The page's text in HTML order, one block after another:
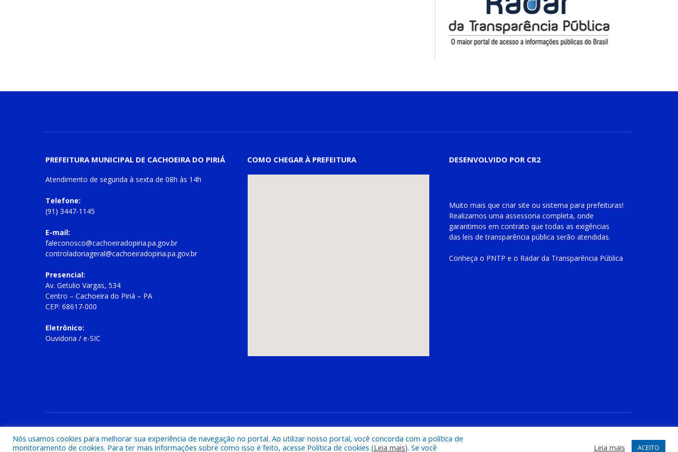
PREFEITURA MUNICIPAL DE CACHOEIRA DO PIRIÁ
Atendimento de segunda à sexta de 08h às 14h
Telefone:
(91) 3447-1145
E-mail:
faleconosco@cachoeiradopiria.pa.gov.br
controladoriageral@cachoeiradopiria.pa.gov.br
Presencial:
Av. Getulio Vargas, 534
Centro – Cachoeira do Piriá – PA
CEP: 68617-000
Eletrônico:
Ouvidoria / e-SIC
COMO CHEGAR À PREFEITURA DESENVOLVIDO POR CR2
Muito mais que criar site ou sistema para prefeituras!
Realizamos uma assessoria completa, onde
garantimos em contrato que todas as exigências
das leis de transparência pública serão atendidas.
Conheça o PNTP e o Radar da Transparência Pública
Nós usamos cookies para melhorar sua experiência de navegação no portal. Ao utilizar nosso portal, você concorda com a política de
monitoramento de cookies. Para ter mais informações sobre como isso é feito, acesse Política de cookies (Leia mais). Se você
Leia mais ACEITO